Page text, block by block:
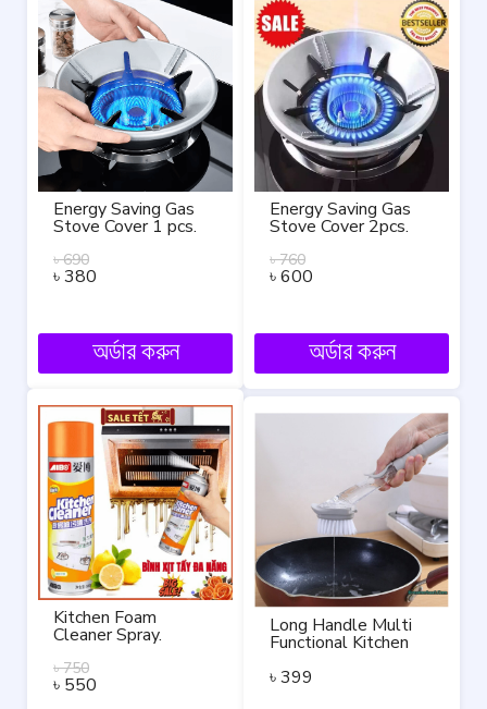
Energy Saving Gas
Stove Cover 1 pcs.
৳690
৳380
অর্ডার করুন
Energy Saving Gas
Stove Cover 2pcs.
৳760
৳600
অর্ডার করুন
Kitchen Foam
Cleaner Spray.
৳750
৳ 550
Long Handle Multi
Functional Kitchen
Dispensing Brush.
৳399